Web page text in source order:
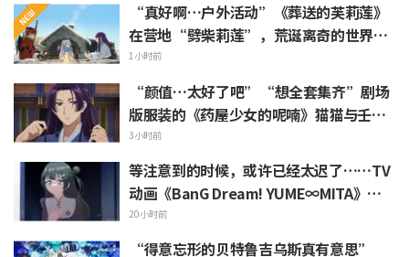
“真好啊…户外活动”《葬送的芙莉莲》
在营地“劈柴莉莲”，荒诞离奇的世界观
引发“每天都很充实呢”的反响
1小时前
“颜值…太好了吧”“想全套集齐”剧场
版服装的《药屋少女的呢喃》猫猫与壬氏
精细手办立体化
3小时前
等注意到的时候，或许已经太迟了……TV
动画《BanG Dream! YUME∞MITA》第8
集剧照与梗概公开
20小时前
“得意忘形的贝特鲁吉乌斯真有意思”